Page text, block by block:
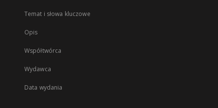
Temat i słowa kluczowe
Opis
Współtwórca
Wydawca
Data wydania